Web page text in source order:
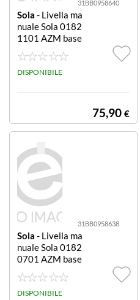
31BB0958640
Sola - Livella ma
nuale Sola 0182
1101 AZM base
magnetica Anod
izzato bronzo ba
se magnetica
DISPONIBILE
75,90 €
31BB0958638
Sola - Livella ma
nuale Sola 0182
0701 AZM base
magnetica Anod
izzato bronzo ba
se magnetica
DISPONIBILE